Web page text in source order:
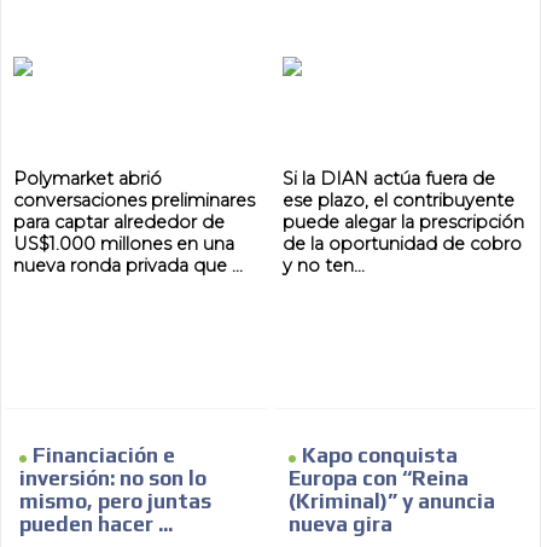
Polymarket abrió
conversaciones preliminares
para captar alrededor de
US$1.000 millones en una
nueva ronda privada que ...
Si la DIAN actúa fuera de
ese plazo, el contribuyente
puede alegar la prescripción
de la oportunidad de cobro
y no ten...
Financiación e
inversión: no son lo
mismo, pero juntas
pueden hacer ...
Kapo conquista
Europa con “Reina
(Kriminal)” y anuncia
nueva gira